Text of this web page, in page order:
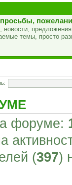
темы, просто
форуме:
(397)